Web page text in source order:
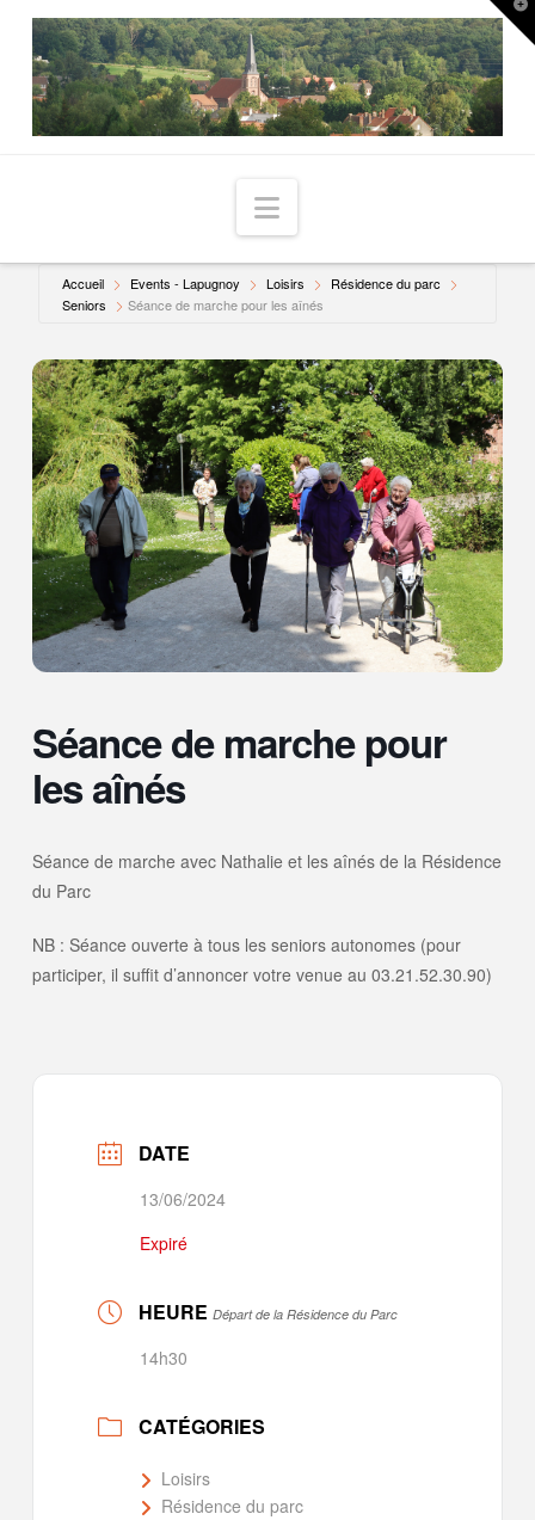
Navigation
Accueil Events - Lapugnoy Loisirs
Résidence du parc
Seniors
Séance de marche pour les aînés
Séance de marche pour
les aînés
Séance de marche avec Nathalie et les aînés de la Résidence
du Parc
NB : Séance ouverte à tous les seniors autonomes (pour
participer, il suffit d’annoncer votre venue au 03.21.52.30.90)
DATE
13/06/2024
Expiré
HEURE Départ de la Résidence du Parc
14h30
CATÉGORIES
Loisirs
Résidence du parc